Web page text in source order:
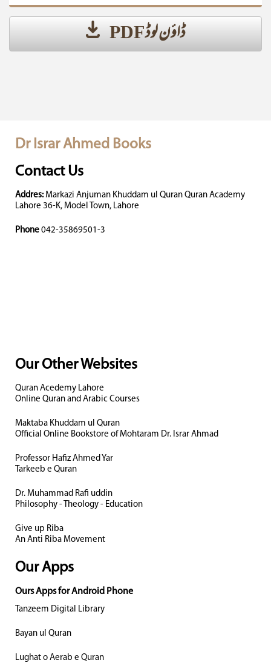
ڈاؤن لوڈ PDF
Dr Israr Ahmed Books
Contact Us
Addres: Markazi Anjuman Khuddam ul Quran Quran Academy
Lahore 36-K, Model Town, Lahore
Phone 042-35869501-3
Our Other Websites
Quran Acedemy Lahore
Online Quran and Arabic Courses
Maktaba Khuddam ul Quran
Official Online Bookstore of Mohtaram Dr. Israr Ahmad
Professor Hafiz Ahmed Yar
Tarkeeb e Quran
Dr. Muhammad Rafi uddin
Philosophy - Theology - Education
Give up Riba
An Anti Riba Movement
Our Apps
Ours Apps for Android Phone
Tanzeem Digital Library
Bayan ul Quran
Lughat o Aerab e Quran